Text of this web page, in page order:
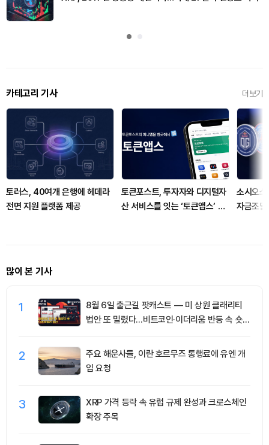
카테고리 기사 더보기
토러스, 40여개 은행에 헤데라
전면 지원 플랫폼 제공
토큰포스트, 투자자와 디지털자
산 서비스를 잇는 ‘토큰앱스’ 출
소시오
자금조달
많이 본 기사
1
8월 6일 출근길 팟캐스트 — 미 상원 클래리티
법안 또 밀렸다…비트코인·이더리움 반등 속 숏
2
주요 해운사들, 이란 호르무즈 통행료에 유엔 개
입 요청
3
XRP 가격 등락 속 유럽 규제 완성과 크로스체인
확장 주목